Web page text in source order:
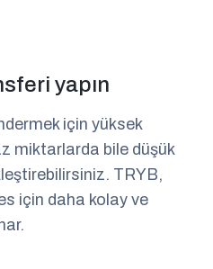
yapın
için yüksek
miktarlarda bile düşük
TRYB,
için daha kolay ve